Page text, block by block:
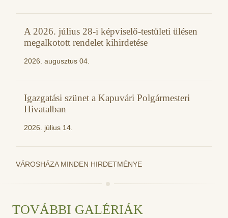
A 2026. július 28-i képviselő-testületi ülésen
megalkotott rendelet kihirdetése
2026. augusztus 04.
Igazgatási szünet a Kapuvári Polgármesteri
Hivatalban
2026. július 14.
VÁROSHÁZA MINDEN HIRDETMÉNYE
TOVÁBBI GALÉRIÁK